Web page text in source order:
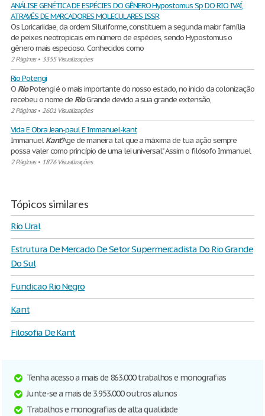
ANÁLISE GENÉTICA DE ESPÉCIES DO GÊNERO Hypostomus Sp DO RIO IVAÍ,
ATRAVÉS DE MARCADORES MOLECULARES ISSR
Os Loricariidae, da ordem Siluriforme, constituem a segunda maior família
de peixes neotropicais em número de espécies, sendo Hypostomus o
gênero mais especioso. Conhecidos como
2 Páginas• 3355 Visualizações
Rio Potengi
O RioPotengi é o mais importante do nosso estado, no inicio da colonização
recebeu o nome de RioGrande devido a sua grande extensão,
2 Páginas• 2601 Visualizações
Vida E Obra Jean-paul E Immanuel-kant
ImmanuelKant"Age de maneira tal que a máxima de tua ação sempre
possa valer como princípio de uma lei universal." Assim o filósofo Immanuel
2 Páginas• 1876 Visualizações
Tópicos similares
Rio Ural
Estrutura De Mercado De Setor Supermercadista Do Rio Grande
Do Sul
Fundicao Rio Negro
Kant
Filosofia De Kant
Tenha acesso a mais de 863.000 trabalhos e monografias
Junte-se a mais de 3.953.000 outros alunos
Trabalhos e monografias de alta qualidade